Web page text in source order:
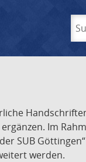
Im
SUB
werden.